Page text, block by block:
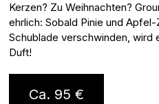
Kerzen? Zu Weihnachten?
ehrlich: Sobald Pinie und
Schublade verschwinden, wird
Duft!
Ca. 95 €